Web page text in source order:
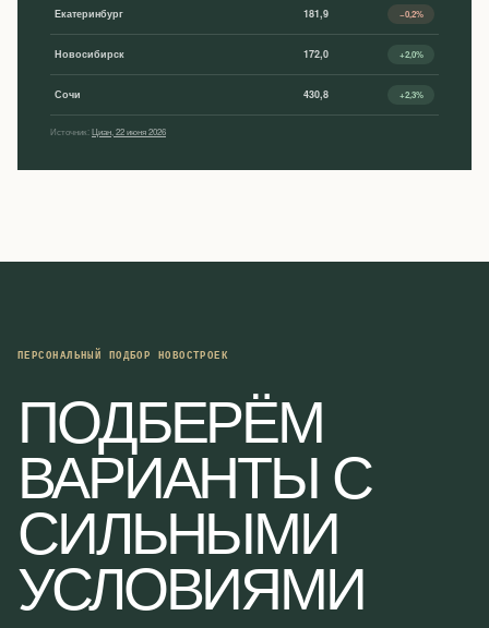
Екатеринбург 181,9 −0,2%
Новосибирск 172,0 +2,0%
Сочи 430,8 +2,3%
Источник:Циан, 22 июня 2026
ПЕРСОНАЛЬНЫЙ ПОДБОР НОВОСТРОЕК
ПОДБЕРЁМ
ВАРИАНТЫ С
СИЛЬНЫМИ
УСЛОВИЯМИ